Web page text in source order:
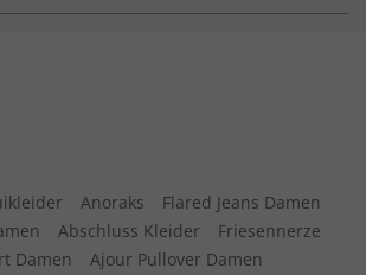
Anoraks
Flared Jeans Damen
Abschluss Kleider
Friesennerze
Damen
Ajour Pullover Damen